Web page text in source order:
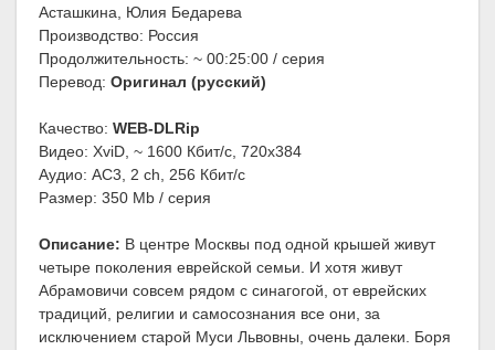
Асташкина, Юлия Бедарева
Производство: Россия
Продолжительность: ~ 00:25:00 / серия
Перевод: Оригинал (русский)
Качество: WEB-DLRip
Видео: XviD, ~ 1600 Кбит/с, 720x384
Аудио: AC3, 2 ch, 256 Кбит/с
Размер: 350 Mb / серия
Описание: В центре Москвы под одной крышей живут
четыре поколения еврейской семьи. И хотя живут
Абрамовичи совсем рядом с синагогой, от еврейских
традиций, религии и самосознания все они, за
исключением старой Муси Львовны, очень далеки. Боря